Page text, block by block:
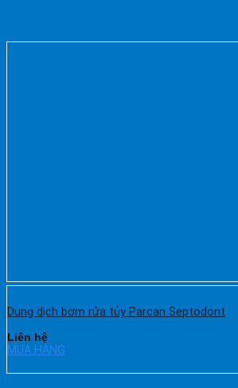
Dung dịch bơm rửa tủy Parcan Septodont
Liên hệ
MUA HÀNG